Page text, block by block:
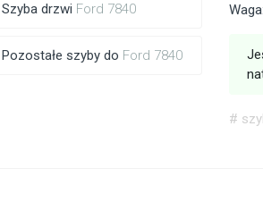
Szyba drzwi Ford 7840
Pozostałe szyby do Ford 7840
#